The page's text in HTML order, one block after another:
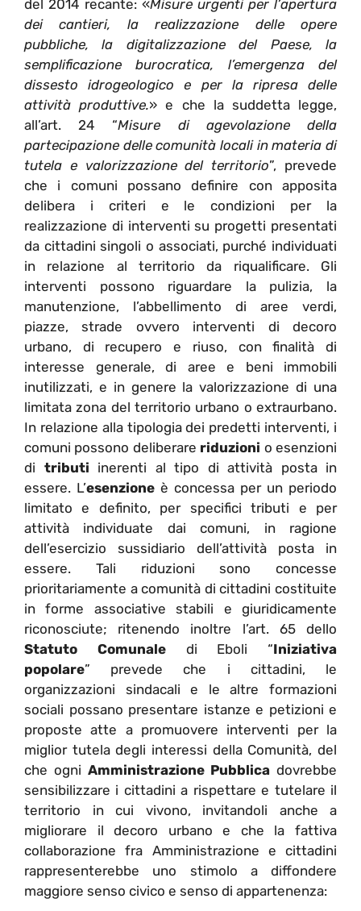
del 2014 recante: «Misure urgenti per l’apertura
dei cantieri, la realizzazione delle opere
pubbliche, la digitalizzazione del Paese, la
semplificazione burocratica, l’emergenza del
dissesto idrogeologico e per la ripresa delle
attività produttive.» e che la suddetta legge,
all’art. 24 “Misure di agevolazione della
partecipazione delle comunità locali in materia di
tutela e valorizzazione del territorio”, prevede
che i comuni possano definire con apposita
delibera i criteri e le condizioni per la
realizzazione di interventi su progetti presentati
da cittadini singoli o associati, purché individuati
in relazione al territorio da riqualificare. Gli
interventi possono riguardare la pulizia, la
manutenzione, l’abbellimento di aree verdi,
piazze, strade ovvero interventi di decoro
urbano, di recupero e riuso, con finalità di
interesse generale, di aree e beni immobili
inutilizzati, e in genere la valorizzazione di una
limitata zona del territorio urbano o extraurbano.
In relazione alla tipologia dei predetti interventi, i
comuni possono deliberare riduzioni o esenzioni
di tributi inerenti al tipo di attività posta in
essere. L’esenzione è concessa per un periodo
limitato e definito, per specifici tributi e per
attività individuate dai comuni, in ragione
dell’esercizio sussidiario dell’attività posta in
essere. Tali riduzioni sono concesse
prioritariamente a comunità di cittadini costituite
in forme associative stabili e giuridicamente
riconosciute; ritenendo inoltre l’art. 65 dello
Statuto Comunaledi Eboli “Iniziativa
popolare” prevede che i cittadini, le
organizzazioni sindacali e le altre formazioni
sociali possano presentare istanze e petizioni e
proposte atte a promuovere interventi per la
miglior tutela degli interessi della Comunità, del
che ogni Amministrazione Pubblica dovrebbe
sensibilizzare i cittadini a rispettare e tutelare il
territorio in cui vivono, invitandoli anche a
migliorare il decoro urbano e che la fattiva
collaborazione fra Amministrazione e cittadini
rappresenterebbe uno stimolo a diffondere
maggiore senso civico e senso di appartenenza: